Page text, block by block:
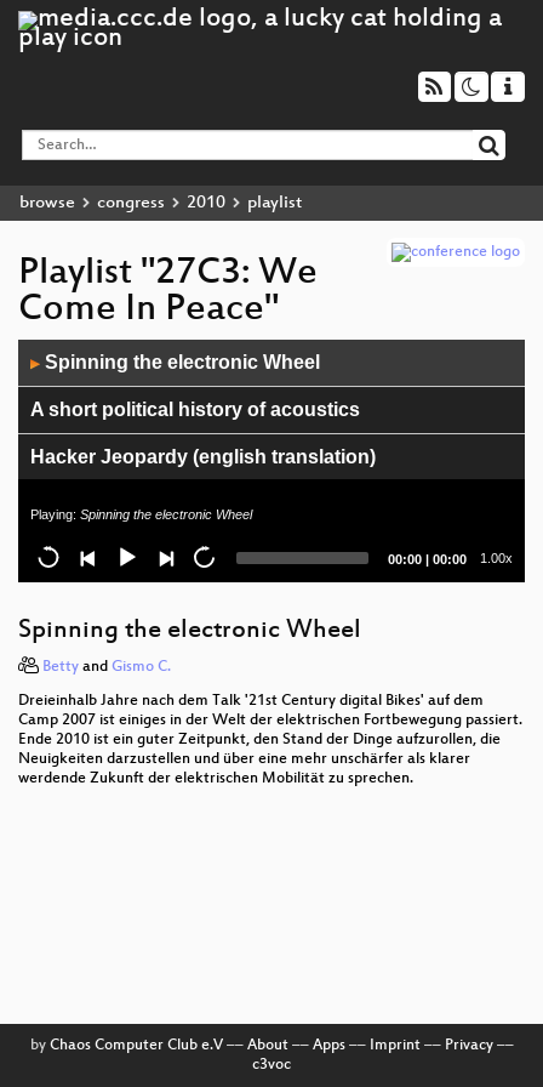
browse congress 2010 playlist
Playlist "27C3: We
Come In Peace"
Player
▶ Spinning the electronic Wheel
A short political history of acoustics
Hacker Jeopardy (english translation)
Cybernetics for the Masses
Chip and PIN is Broken
Netzneutralität und QoS - ein Widerspruch?
Radio der Zukunft
SIP home gateways under fire
Zero-sized heap allocations vulnerability analysis
Playing: Spinning the electronic Wheel
Current
00:00 | Total
00:00 1.00x
Spinning the electronic Wheel
Betty and Gismo C.
Dreieinhalb Jahre nach dem Talk '21st Century digital Bikes' auf dem
Camp 2007 ist einiges in der Welt der elektrischen Fortbewegung passiert.
Ende 2010 ist ein guter Zeitpunkt, den Stand der Dinge aufzurollen, die
Neuigkeiten darzustellen und über eine mehr unschärfer als klarer
werdende Zukunft der elektrischen Mobilität zu sprechen.
by Chaos Computer Club e.V–– About–– Apps–– Imprint–– Privacy––
c3voc